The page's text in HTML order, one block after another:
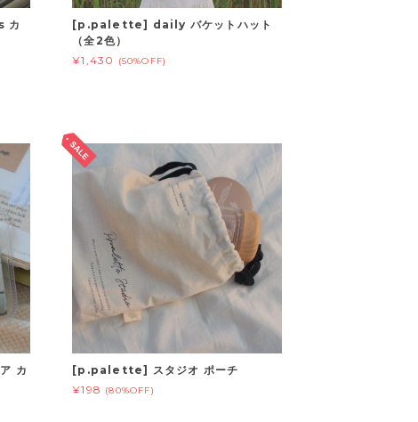
カ
[p.palette] daily バケットハット
（全2色）
¥1,430
(50%OFF)
カ
[p.palette] スタジオ ポーチ
¥198 (80%OFF)